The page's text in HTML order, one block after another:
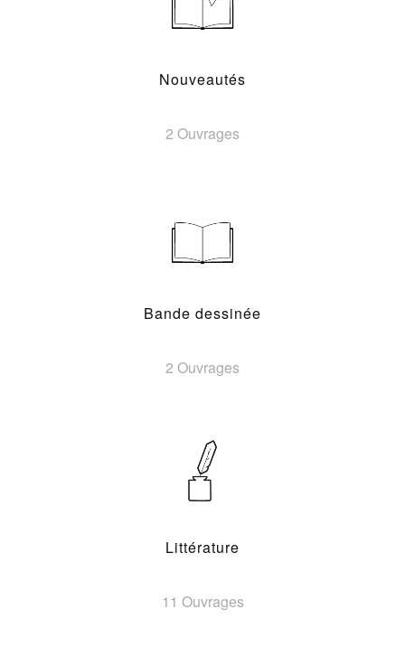
Nouveautés
2 Ouvrages
Bande dessinée
2 Ouvrages
Littérature
11 Ouvrages